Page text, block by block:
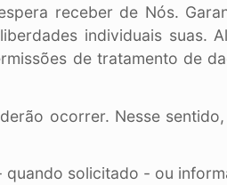
receber de Nós.
individuais suas.
de tratamento de
ocorrer. Nesse
solicitado - ou